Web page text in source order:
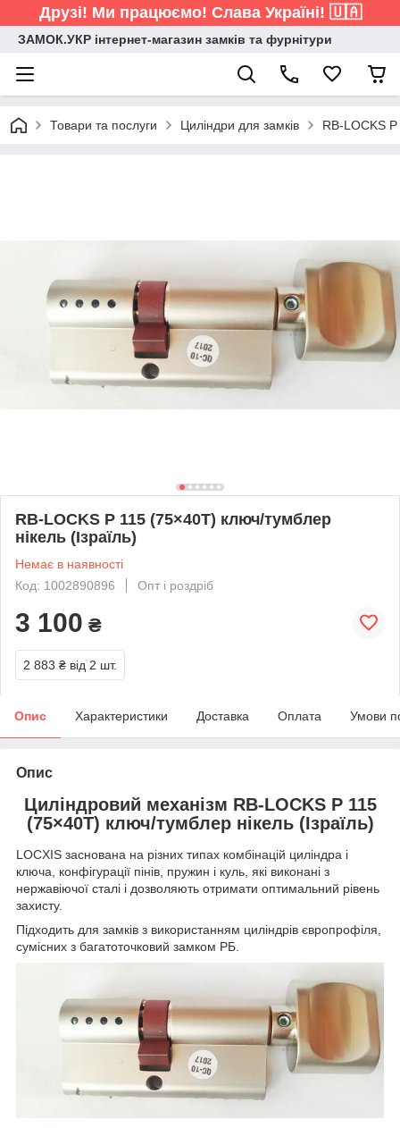
Друзі! Ми працюємо! Слава Україні! 🇺🇦
ЗАМОК.УКР інтернет-магазин замків та фурнітури
Товари та послуги Циліндри для замків RB-LOCKS
RB-LOCKS P 115 (75×40Т) ключ/тумблер
нікель (Ізраїль)
Немає в наявності
Код: 1002890896
Опт і роздріб
3 100 ₴
2 883 ₴ від 2 шт.
Опис Характеристики Доставка Оплата Умови
Опис
Циліндровий механізм RB-LOCKS P 115
(75×40Т) ключ/тумблер нікель (Ізраїль)
LOCXIS заснована на різних типах комбінацій циліндра і
ключа, конфігурації пінів, пружин і куль, які виконані з
нержавіючої сталі і дозволяють отримати оптимальний рівень
захисту.
Підходить для замків з використанням циліндрів європрофіля,
сумісних з багатоточковий замком РБ.